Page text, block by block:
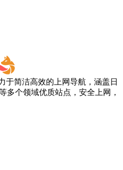
于简洁高效的上网导航，涵盖日
多个领域优质站点，安全上网，